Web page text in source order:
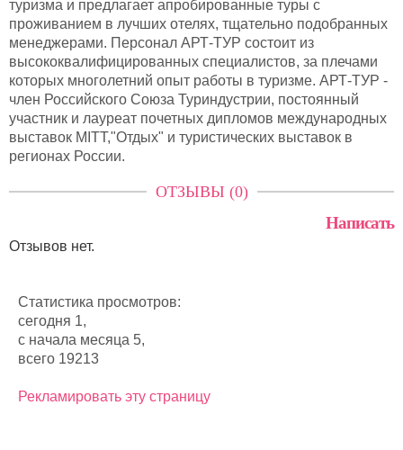
туризма и предлагает апробированные туры с
проживанием в лучших отелях, тщательно подобранных
менеджерами. Персонал АРТ-ТУР состоит из
высококвалифицированных специалистов, за плечами
которых многолетний опыт работы в туризме. АРТ-ТУР -
член Российского Союза Туриндустрии, постоянный
участник и лауреат почетных дипломов международных
выставок MITT,"Отдых" и туристических выставок в
регионах России.
ОТЗЫВЫ (0)
Написать
Отзывов нет.
Статистика просмотров:
сегодня 1,
с начала месяца 5,
всего 19213
Рекламировать эту страницу